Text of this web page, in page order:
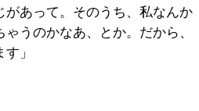
あって。そのうち、私なんか
うのかなあ、とか。だから、
」